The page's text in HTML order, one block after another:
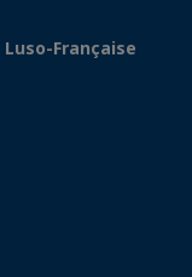
Française